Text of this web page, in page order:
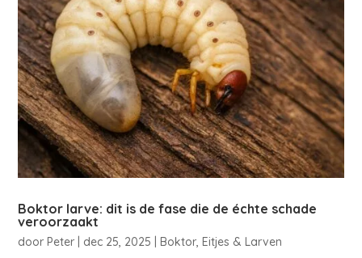
Boktor larve: dit is de fase die de échte schade
veroorzaakt
doorPeter dec 25, 2025 |Boktor,Eitjes & Larven